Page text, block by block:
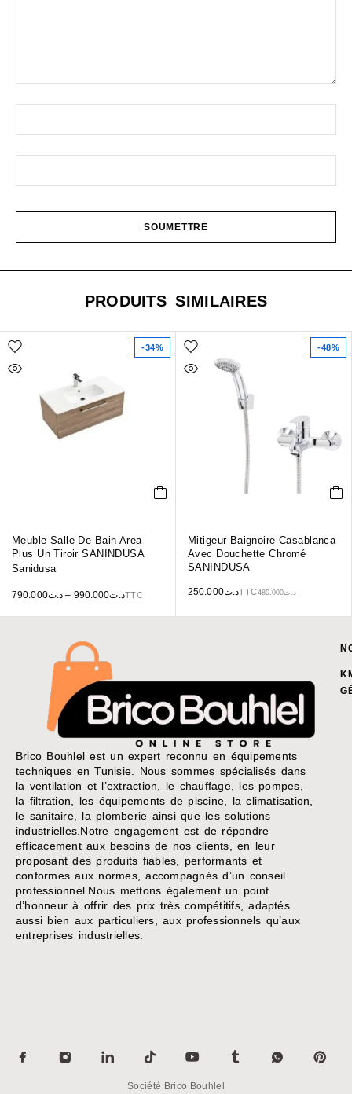
PRODUITS SIMILAIRES
-34%
Meuble Salle De Bain Area
Plus Un Tiroir SANINDUSA
Sanidusa
د.ت790.000 – د.ت990.000 TTC
-48%
Mitigeur Baignoire Casablanca
Avec Douchette Chromé
SANINDUSA
د.ت480.000 د.ت250.000 TTC
Brico Bouhlel est un expert reconnu en équipements
techniques en Tunisie. Nous sommes spécialisés dans
la ventilation et l’extraction, le chauffage, les pompes,
la filtration, les équipements de piscine, la climatisation,
le sanitaire, la plomberie ainsi que les solutions
industrielles.Notre engagement est de répondre
efficacement aux besoins de nos clients, en leur
proposant des produits fiables, performants et
conformes aux normes, accompagnés d’un conseil
professionnel.Nous mettons également un point
d’honneur à offrir des prix très compétitifs, adaptés
aussi bien aux particuliers, aux professionnels qu’aux
entreprises industrielles.
Société Brico Bouhlel